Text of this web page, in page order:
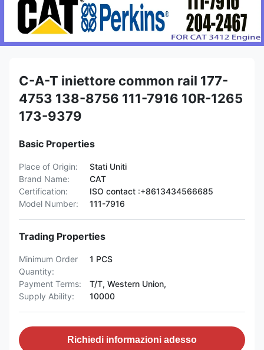
C-A-T iniettore common rail 177-
4753 138-8756 111-7916 10R-1265
173-9379
Basic Properties
Place of Origin:
Stati Uniti
Brand Name:
CAT
Certification:
ISO contact :+8613434566685
Model Number:
111-7916
Trading Properties
Minimum Order
Quantity:
1 PCS
Payment Terms:
T/T, Western Union,
Supply Ability:
10000
Richiedi informazioni adesso